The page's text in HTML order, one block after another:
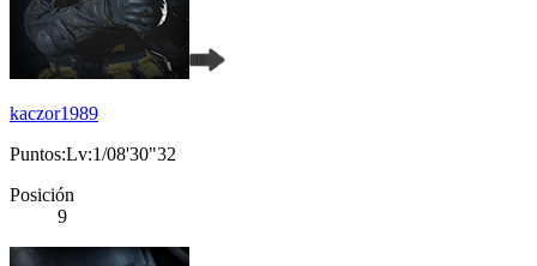
kaczor1989
Puntos:Lv:1/08'30"32
Posición
9